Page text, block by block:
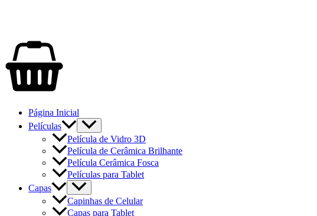
Página Inicial
Películas
Película de Vidro 3D
Película de Cerâmica Brilhante
Película Cerâmica Fosca
Películas para Tablet
Capas
Capinhas de Celular
Capas para Tablet